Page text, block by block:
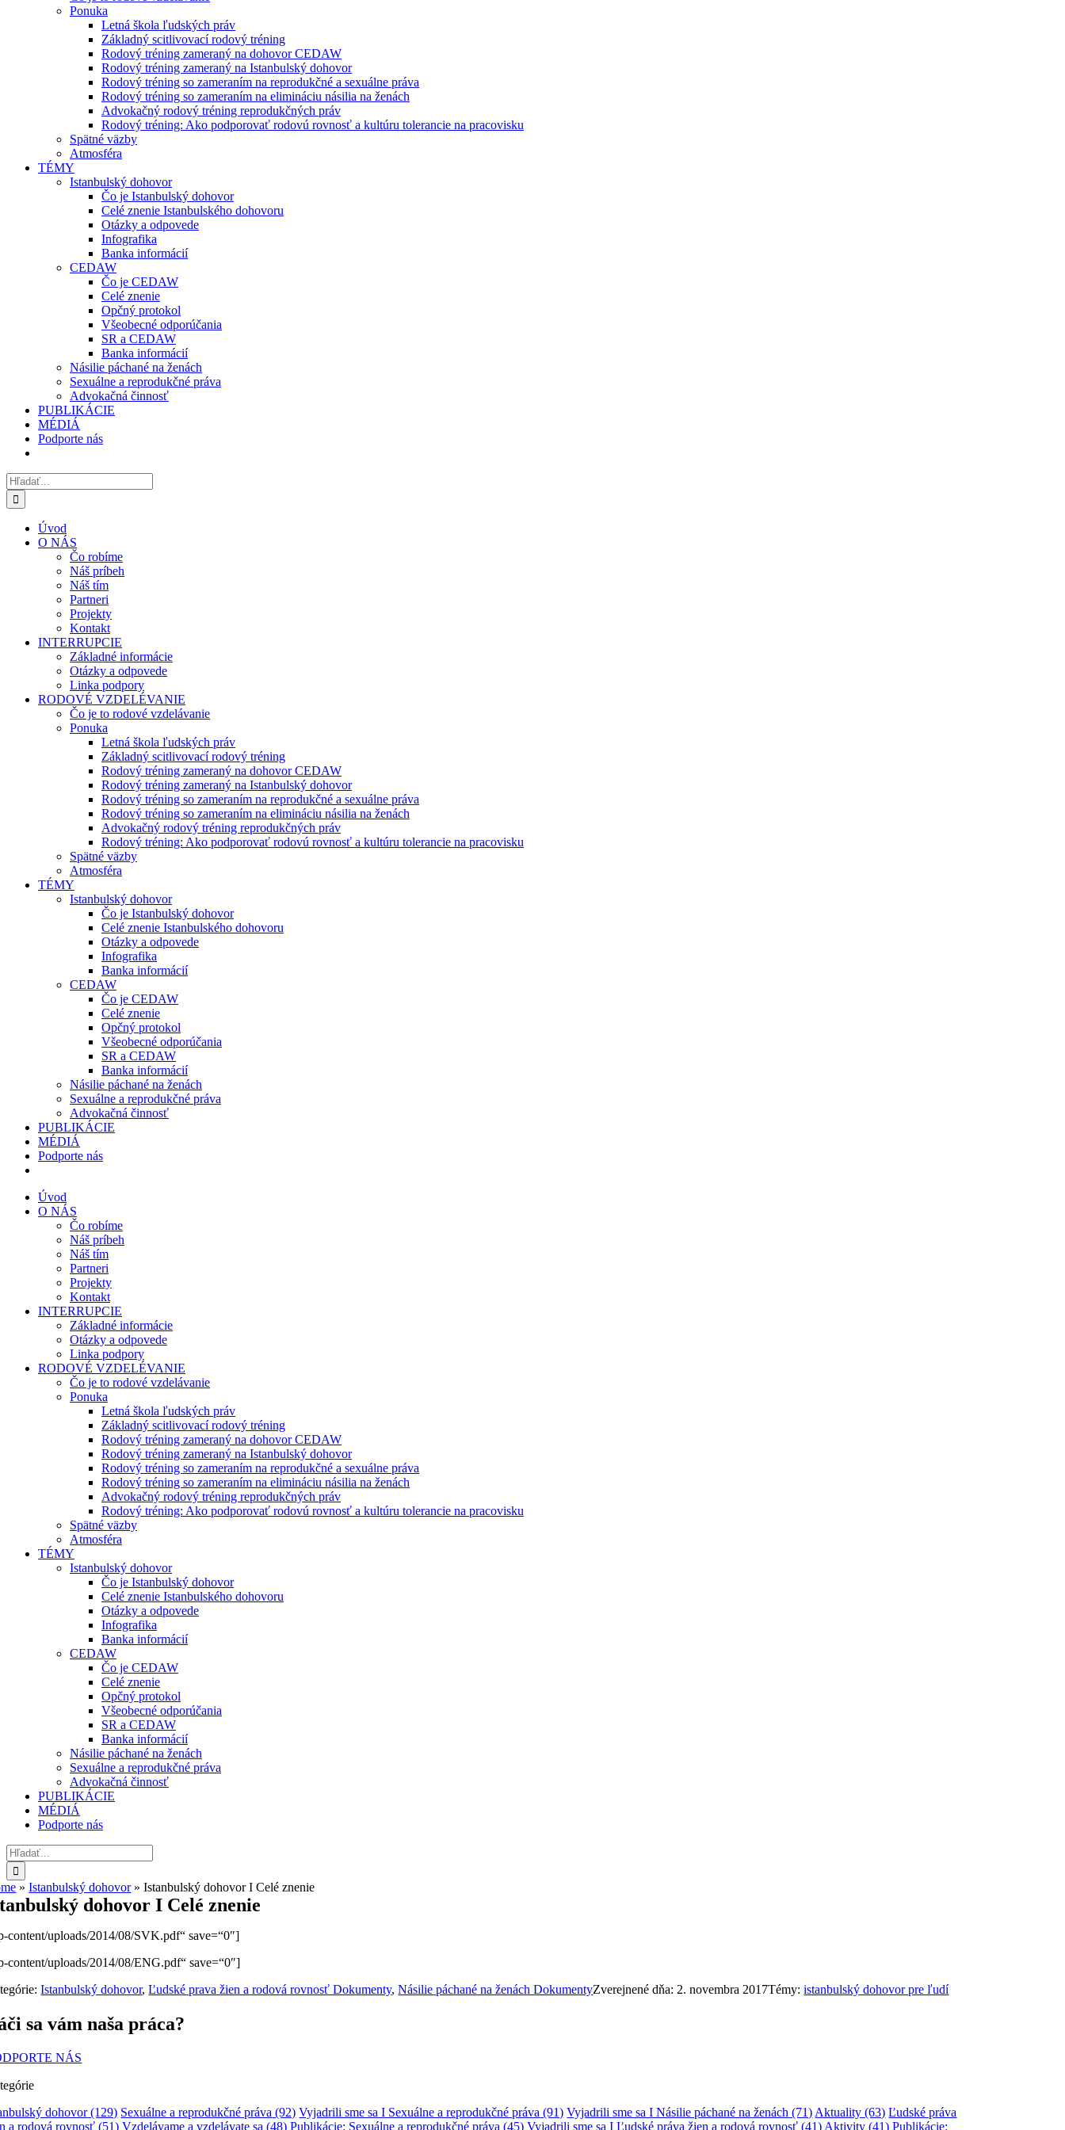
Ponuka
Letná škola ľudských práv
Základný scitlivovací rodový tréning
Rodový tréning zameraný na dohovor CEDAW
Rodový tréning zameraný na Istanbulský dohovor
Rodový tréning so zameraním na reprodukčné a sexuálne práva
Rodový tréning so zameraním na elimináciu násilia na ženách
Advokačný rodový tréning reprodukčných práv
Rodový tréning: Ako podporovať rodovú rovnosť a kultúru tolerancie na pracovisku
Spätné väzby
Atmosféra
TÉMY
Istanbulský dohovor
Čo je Istanbulský dohovor
Celé znenie Istanbulského dohovoru
Otázky a odpovede
Infografika
Banka informácií
CEDAW
Čo je CEDAW
Celé znenie
Opčný protokol
Všeobecné odporúčania
SR a CEDAW
Banka informácií
Násilie páchané na ženách
Sexuálne a reprodukčné práva
Advokačná činnosť
PUBLIKÁCIE
MÉDIÁ
Podporte nás
Hľadať:
Úvod
O NÁS
Čo robíme
Náš príbeh
Náš tím
Partneri
Projekty
Kontakt
INTERRUPCIE
Základné informácie
Otázky a odpovede
Linka podpory
RODOVÉ VZDELÉVANIE
Čo je to rodové vzdelávanie
Ponuka
Letná škola ľudských práv
Základný scitlivovací rodový tréning
Rodový tréning zameraný na dohovor CEDAW
Rodový tréning zameraný na Istanbulský dohovor
Rodový tréning so zameraním na reprodukčné a sexuálne práva
Rodový tréning so zameraním na elimináciu násilia na ženách
Advokačný rodový tréning reprodukčných práv
Rodový tréning: Ako podporovať rodovú rovnosť a kultúru tolerancie na pracovisku
Spätné väzby
Atmosféra
TÉMY
Istanbulský dohovor
Čo je Istanbulský dohovor
Celé znenie Istanbulského dohovoru
Otázky a odpovede
Infografika
Banka informácií
CEDAW
Čo je CEDAW
Celé znenie
Opčný protokol
Všeobecné odporúčania
SR a CEDAW
Banka informácií
Násilie páchané na ženách
Sexuálne a reprodukčné práva
Advokačná činnosť
PUBLIKÁCIE
MÉDIÁ
Podporte nás
Úvod
O NÁS
Čo robíme
Náš príbeh
Náš tím
Partneri
Projekty
Kontakt
INTERRUPCIE
Základné informácie
Otázky a odpovede
Linka podpory
RODOVÉ VZDELÉVANIE
Čo je to rodové vzdelávanie
Ponuka
Letná škola ľudských práv
Základný scitlivovací rodový tréning
Rodový tréning zameraný na dohovor CEDAW
Rodový tréning zameraný na Istanbulský dohovor
Rodový tréning so zameraním na reprodukčné a sexuálne práva
Rodový tréning so zameraním na elimináciu násilia na ženách
Advokačný rodový tréning reprodukčných práv
Rodový tréning: Ako podporovať rodovú rovnosť a kultúru tolerancie na pracovisku
Spätné väzby
Atmosféra
TÉMY
Istanbulský dohovor
Čo je Istanbulský dohovor
Celé znenie Istanbulského dohovoru
Otázky a odpovede
Infografika
Banka informácií
CEDAW
Čo je CEDAW
Celé znenie
Opčný protokol
Všeobecné odporúčania
SR a CEDAW
Banka informácií
Násilie páchané na ženách
Sexuálne a reprodukčné práva
Advokačná činnosť
PUBLIKÁCIE
MÉDIÁ
Podporte nás
Hľadať:
»Istanbulský dohovor»Istanbulský dohovor I Celé znenie
dohovor I Celé znenie
content/uploads/2014/08/SVK.pdf“ save=“0″]
content/uploads/2014/08/ENG.pdf“ save=“0″]
Istanbulský dohovor,Ľudské prava žien a rodová rovnosť Dokumenty,Násilie páchané na ženách DokumentyZverejnené dňa: 2. novembra 2017Témy:istanbulský dohovor pre ľudí
sa vám naša práca?
NÁS
dohovor(129) Sexuálne a reprodukčné práva (92) Vyjadrili sme sa I Sexuálne a reprodukčné práva (91) Vyjadrili sme sa I Násilie páchané na ženách (71) Aktuality (63) Ľudské práva
a rodová rovnosť (51) Vzdelávame a vzdelávate sa (48) Publikácie: Sexuálne a reprodukčné práva (45) Vyjadrili sme sa I Ľudské práva žien a rodová rovnosť (41) Aktivity (41) Publikácie: